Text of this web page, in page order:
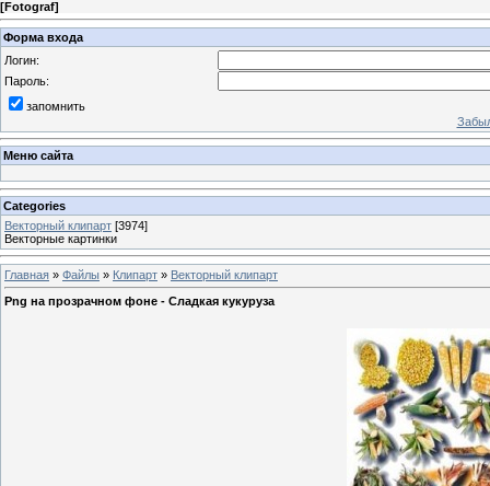
[Fotograf]
Форма входа
Логин:
Пароль:
запомнить
Меню сайта
Categories
Векторный клипарт [3974]
Векторные картинки
Главная » Файлы » Клипарт » Векторный клипарт
Png на прозрачном фоне - Сладкая кукуруза